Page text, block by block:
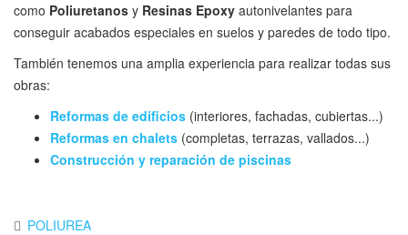
como Poliuretanos y Resinas Epoxy autonivelantes para
conseguir acabados especiales en suelos y paredes de todo tipo.
También tenemos una amplia experiencia para realizar todas sus
obras:
Reformas de edificios (interiores, fachadas, cubiertas...)
Reformas en chalets (completas, terrazas, vallados...)
Construcción y reparación de piscinas
POLIUREA